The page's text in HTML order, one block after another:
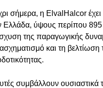
σήμερα, η ElvalHalcor έχει
Ελλάδα, ύψους περίπου
της παραγωγικής
και τη βελτίωση
συμβάλλουν ουσιαστικά